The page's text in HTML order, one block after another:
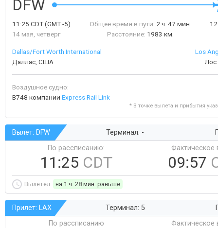
DFW
11:25 CDT(GMT -5)
14 мая, четверг
Общее время в пути: 2 ч. 47 мин.
Расстояние: 1983 км.
Dallas/Fort Worth International
Даллас, США
Los
Воздушное судно:
B748 компании Express Rail Link
* В точке вылета и прибытия
Вылет: DFW Терминал: -
По рассписанию:
11:25 CDT
Фактическое
09:57
Вылетел на 1 ч. 28 мин. раньше
Прилет: LAX Терминал: 5
По рассписанию
Фактическое